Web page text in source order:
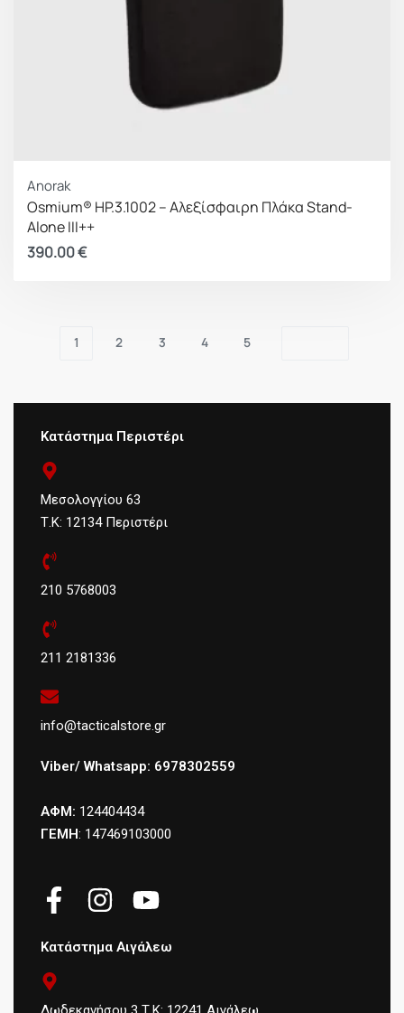
Anorak
Osmium® HP.3.1002 – Αλεξίσφαιρη Πλάκα Stand-
Alone III++
390.00€
1 2 3 4 5
Κατάστημα Περιστέρι
Μεσολογγίου 63
Τ.Κ: 12134 Περιστέρι
210 5768003
211 2181336
info@tacticalstore.gr
Viber/ Whatsapp: 6978302559
ΑΦΜ: 124404434
ΓΕΜΗ: 147469103000
Κατάστημα Αιγάλεω